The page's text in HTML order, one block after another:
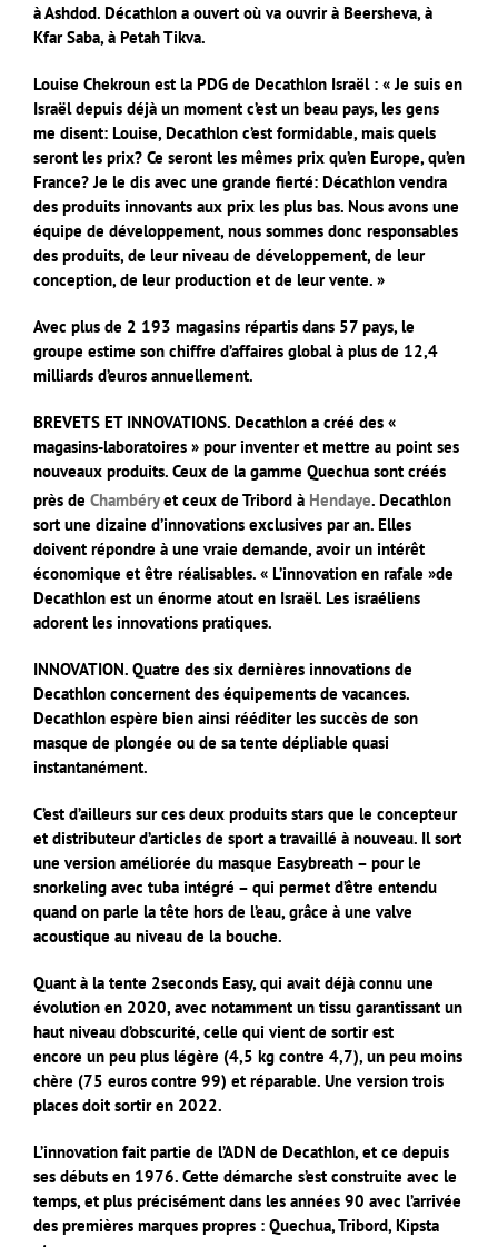
à Ashdod. Décathlon a ouvert où va ouvrir à Beersheva, à
Kfar Saba, à Petah Tikva.
Louise Chekroun est la PDG de Decathlon Israël : « Je suis en
Israël depuis déjà un moment c’est un beau pays, les gens
me disent: Louise, Decathlon c’est formidable, mais quels
seront les prix? Ce seront les mêmes prix qu’en Europe, qu’en
France? Je le dis avec une grande fierté: Décathlon vendra
des produits innovants aux prix les plus bas. Nous avons une
équipe de développement, nous sommes donc responsables
des produits, de leur niveau de développement, de leur
conception, de leur production et de leur vente. »
Avec plus de 2 193 magasins répartis dans 57 pays, le
groupe estime son chiffre d’affaires global à plus de 12,4
milliards d’euros annuellement.
BREVETS ET INNOVATIONS. Decathlon a créé des «
magasins-laboratoires » pour inventer et mettre au point ses
nouveaux produits. Ceux de la gamme Quechua sont créés
près de Chambéryet ceux de Tribord à Hendaye. Decathlon
sort une dizaine d’innovations exclusives par an. Elles
doivent répondre à une vraie demande, avoir un intérêt
économique et être réalisables. « L’innovation en rafale »de
Decathlon est un énorme atout en Israël. Les israéliens
adorent les innovations pratiques.
INNOVATION. Quatre des six dernières innovations de
Decathlon concernent des équipements de vacances.
Decathlon espère bien ainsi rééditer les succès de son
masque de plongée ou de sa tente dépliable quasi
instantanément.
C’est d’ailleurs sur ces deux produits stars que le concepteur
et distributeur d’articles de sport a travaillé à nouveau. Il sort
une version améliorée du masque Easybreath – pour le
snorkeling avec tuba intégré – qui permet d’être entendu
quand on parle la tête hors de l’eau, grâce à une valve
acoustique au niveau de la bouche.
Quant à la tente 2seconds Easy, qui avait déjà connu une
évolution en 2020, avec notamment un tissu garantissant un
haut niveau d’obscurité, celle qui vient de sortir est
encore un peu plus légère (4,5 kg contre 4,7), un peu moins
chère (75 euros contre 99) et réparable. Une version trois
places doit sortir en 2022.
L’innovation fait partie de l’ADN de Decathlon, et ce depuis
ses débuts en 1976. Cette démarche s’est construite avec le
temps, et plus précisément dans les années 90 avec l’arrivée
des premières marques propres : Quechua, Tribord, Kipsta